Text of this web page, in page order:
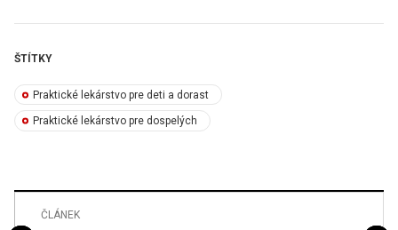
ŠTÍTKY
Praktické lekárstvo pre deti a dorast
Praktické lekárstvo pre dospelých
ČLÁNEK